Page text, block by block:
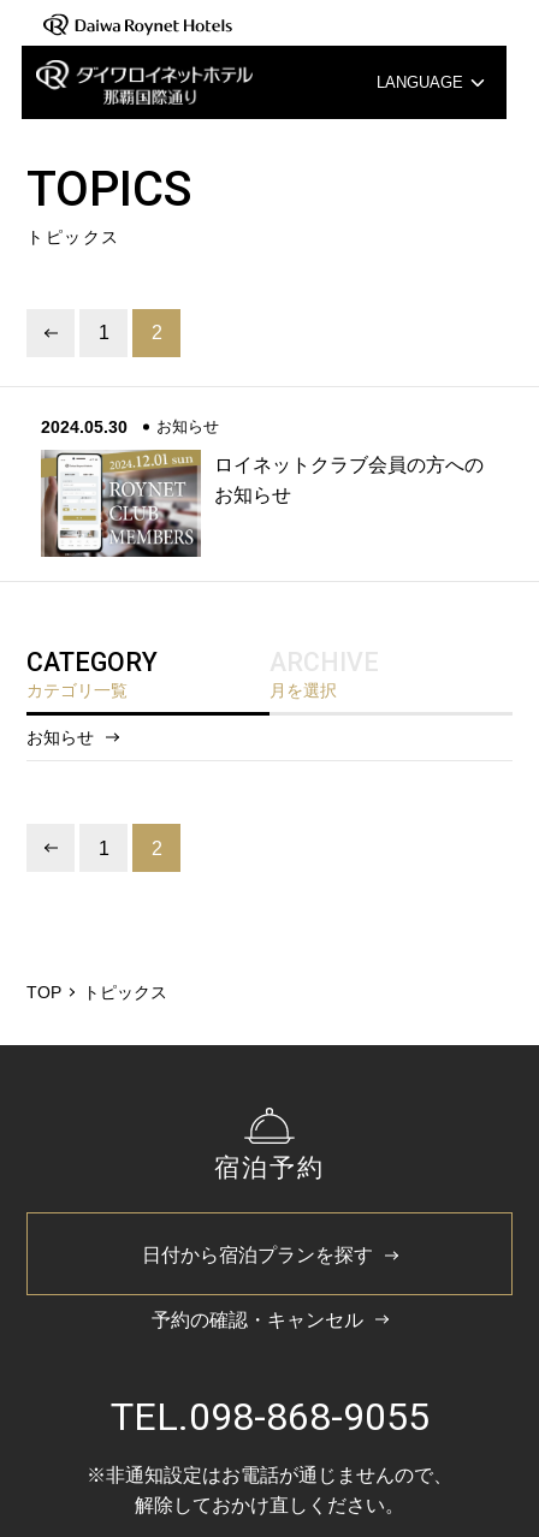
LANGUAGE
TOPICS
トピックス
1 2
2024.05.30 お知らせ
ロイネットクラブ会員の方への
お知らせ
CATEGORY
カテゴリ一覧
お知らせ
ARCHIVE
月を選択
1 2
TOP トピックス
宿泊予約
日付から宿泊プランを探す
予約の確認・キャンセル
TEL.098-868-9055
※非通知設定はお電話が通じませんので、
解除しておかけ直しください。